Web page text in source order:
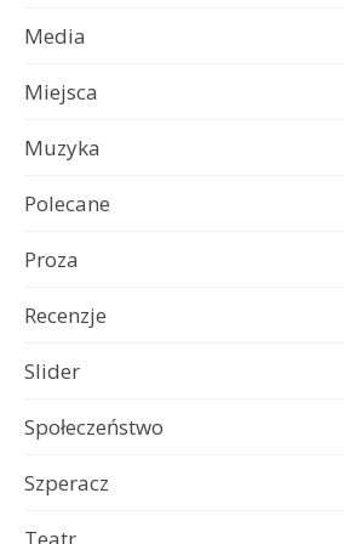
Media
Miejsca
Muzyka
Polecane
Proza
Recenzje
Slider
Społeczeństwo
Szperacz